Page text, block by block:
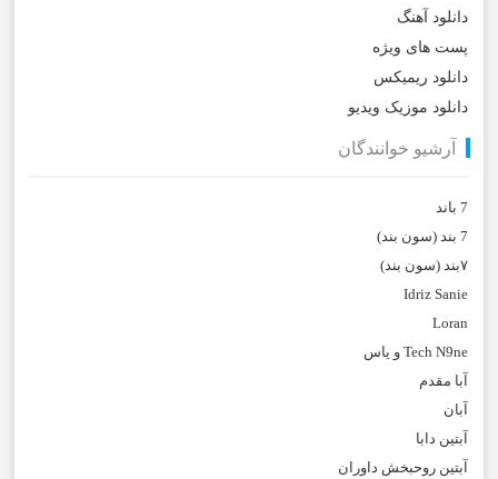
دانلود آهنگ
پست های ویژه
دانلود ریمیکس
دانلود موزیک ویدیو
آرشیو خوانندگان
7 باند
7 بند (سون بند)
۷بند (سون بند)
Idriz Sanie
Loran
Tech N9ne و یاس
آبا مقدم
آبان
آبتین دابا
آبتین روحبخش داوران